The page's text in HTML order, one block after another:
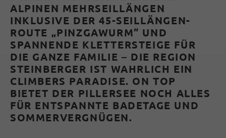
ALPINEN MEHRSEILLÄNGEN
INKLUSIVE DER 45-SEILLÄNGEN-
ROUTE „PINZGAWURM“ UND
SPANNENDE KLETTERSTEIGE FÜR
DIE GANZE FAMILIE – DIE REGION
STEINBERGER IST WAHRLICH EIN
CLIMBERS PARADISE. ON TOP
BIETET DER PILLERSEE NOCH ALLES
FÜR ENTSPANNTE BADETAGE UND
SOMMERVERGNÜGEN.